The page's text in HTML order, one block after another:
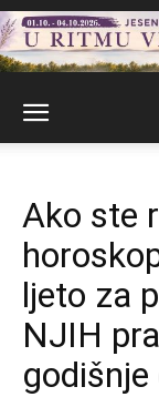
Ako ste
ljeto za
NJIH
godišnje